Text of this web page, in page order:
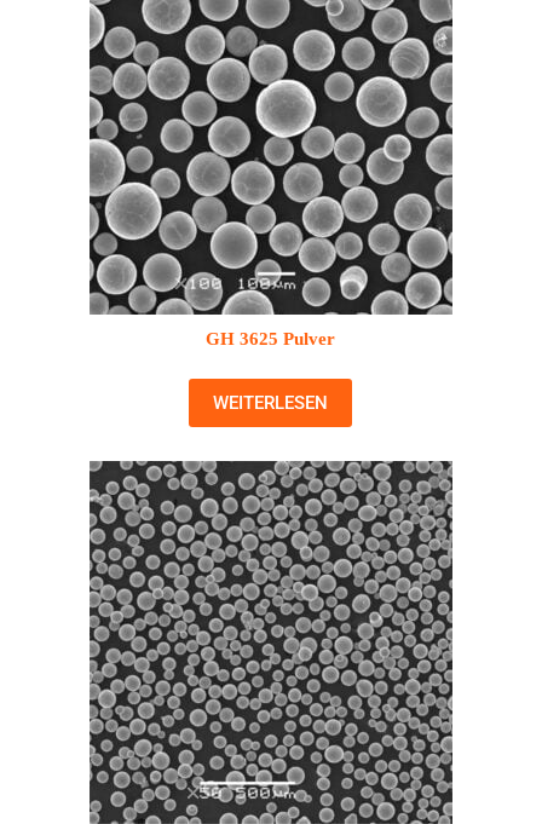
GH 3625 Pulver
WEITERLESEN